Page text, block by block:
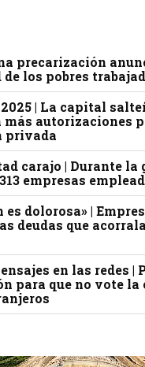
precarización
de los pobres
| La capital
más autorizaciones
privada
carajo | Durante
empresas
es dolorosa» |
deudas que
en las redes |
para que no vote la